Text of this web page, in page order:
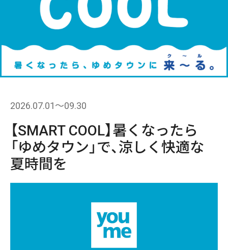
2026.07.01〜09.30
【SMART COOL】暑くなったら
「ゆめタウン」で、涼しく快適な
夏時間を